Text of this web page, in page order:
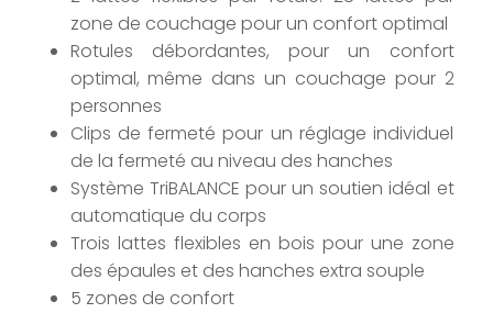
zone de couchage pour un confort optimal
Rotules débordantes, pour un confort
optimal, même dans un couchage pour 2
personnes
Clips de fermeté pour un réglage individuel
de la fermeté au niveau des hanches
Système TriBALANCE pour un soutien idéal et
automatique du corps
Trois lattes flexibles en bois pour une zone
des épaules et des hanches extra souple
5 zones de confort